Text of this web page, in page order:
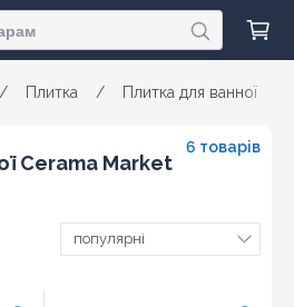
/ Плитка / Плитка для ванної
Cerama Market
6 товарів
популярні